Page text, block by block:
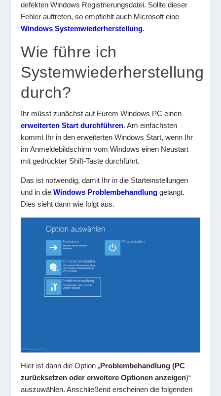
defekten Windows Registrierungsdatei. Sollte dieser
Fehler auftreten, so empfiehlt auch Microsoft eine
Windows Systemwiederherstellung.
Wie führe ich
Systemwiederherstellung
durch?
Ihr müsst zunächst auf Eurem Windows PC einen
erweiterten Start durchführen. Am einfachsten
kommt Ihr in den erweiterten Windows Start, wenn Ihr
im Anmeldebildschirm vom Windows einen Neustart
mit gedrückter Shift-Taste durchführt.
Das ist notwendig, damit Ihr in die Starteinstellungen
und in dieWindows Problembehandlung gelangt.
Dies sieht dann wie folgt aus.
Hier ist dann die Option „Problembehandlung (PC
zurücksetzen oder erweitere Optionen anzeigen)“
auszuwählen. Anschließend erscheinen die folgenden